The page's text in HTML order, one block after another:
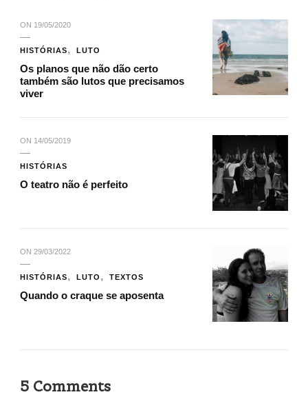
ON 19/05/2020
HISTÓRIAS LUTO
Os planos que não dão certo
também são lutos que precisamos
viver
ON 14/05/2019
HISTÓRIAS
O teatro não é perfeito
ON 29/03/2022
HISTÓRIAS LUTO TEXTOS
Quando o craque se aposenta
5 Comments